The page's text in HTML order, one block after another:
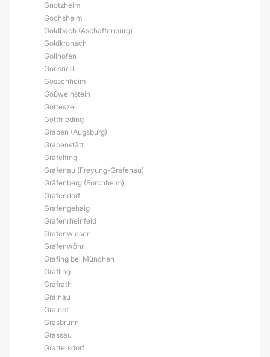
Gnotzheim
Gochsheim
Goldbach (Aschaffenburg)
Goldkronach
Gollhofen
Görisried
Gössenheim
Gößweinstein
Gotteszell
Gottfrieding
Graben (Augsburg)
Grabenstätt
Gräfelfing
Grafenau (Freyung-Grafenau)
Gräfenberg (Forchheim)
Gräfendorf
Grafengehaig
Grafenrheinfeld
Grafenwiesen
Grafenwöhr
Grafing bei München
Grafling
Grafrath
Grainau
Grainet
Grasbrunn
Grassau
Grattersdorf